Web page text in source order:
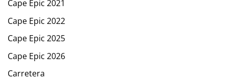
Cape Epic 2021
Cape Epic 2022
Cape Epic 2025
Cape Epic 2026
Carretera